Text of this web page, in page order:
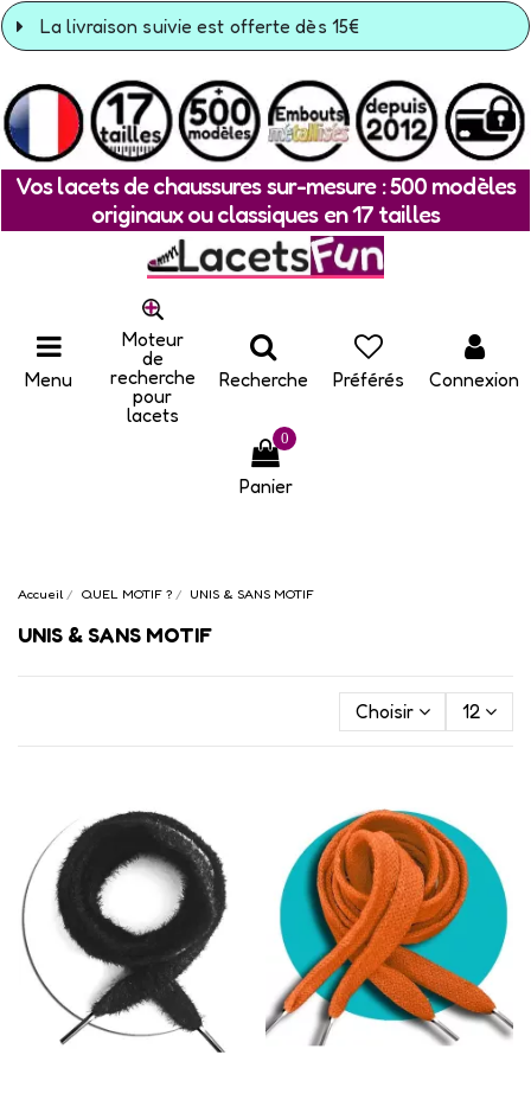
La livraison suivie est offerte dès 15€
Vos lacets de chaussures sur-mesure : 500 modèles
originaux ou classiques en 17 tailles
Menu
Moteur
de
recherche
pour
lacets
Recherche Préférés Connexion
0
Panier
Accueil QUEL MOTIF ? UNIS & SANS MOTIF
UNIS & SANS MOTIF
Choisir 12